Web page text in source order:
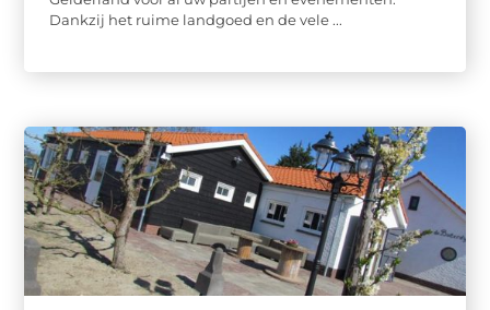
Dankzij het ruime landgoed en de vele ...